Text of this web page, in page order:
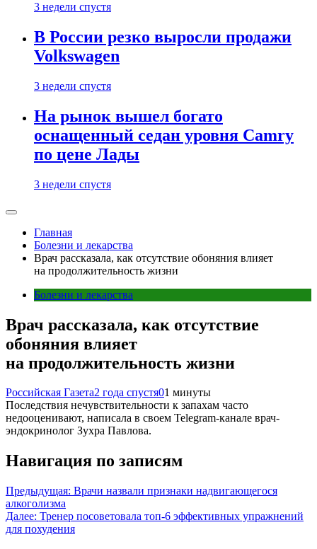
3 недели спустя
В России резко выросли продажи
Volkswagen
3 недели спустя
На рынок вышел богато
оснащенный седан уровня Camry
по цене Лады
3 недели спустя
Главная
Болезни и лекарства
Врач рассказала, как отсутствие обоняния влияет
на продолжительность жизни
Болезни и лекарства
Врач рассказала, как отсутствие
обоняния влияет
на продолжительность жизни
Российская Газета2 года спустя01 минуты
Последствия нечувствительности к запахам часто
недооценивают, написала в своем Telegram-канале врач-
эндокринолог Зухра Павлова.
Навигация по записям
Предыдущая: Врачи назвали признаки надвигающегося
алкоголизма
Далее: Тренер посоветовала топ-6 эффективных упражнений
для похудения